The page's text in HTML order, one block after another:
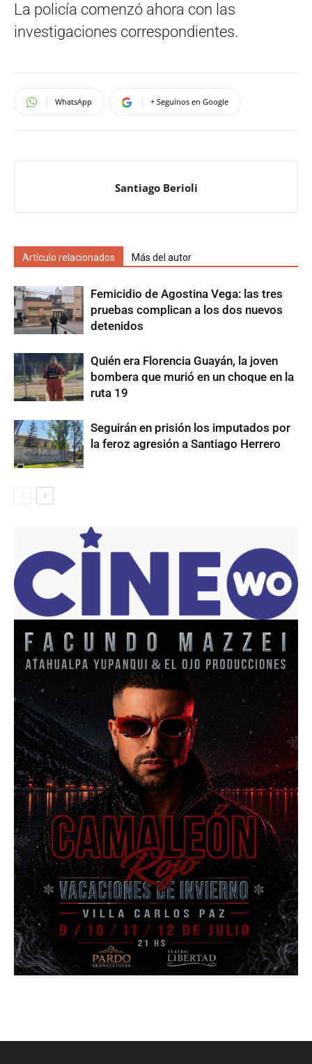
La policía comenzó ahora con las
investigaciones correspondientes.
WhatsApp + Seguinos en Google
Santiago Berioli
Artículo relacionados Más del autor
Femicidio de Agostina Vega: las tres
pruebas complican a los dos nuevos
detenidos
Quién era Florencia Guayán, la joven
bombera que murió en un choque en la
ruta 19
Seguirán en prisión los imputados por
la feroz agresión a Santiago Herrero